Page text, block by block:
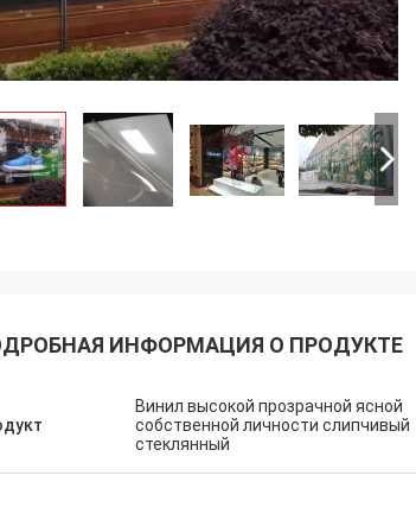
ИНФОРМАЦИЯ О ПРОДУКТЕ
Винил высокой прозрачной ясной
собственной личности слипчивый
стеклянный